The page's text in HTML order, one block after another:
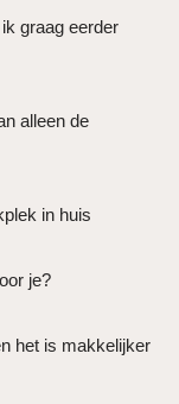
graag eerder
alleen de
in huis
je?
het is makkelijker